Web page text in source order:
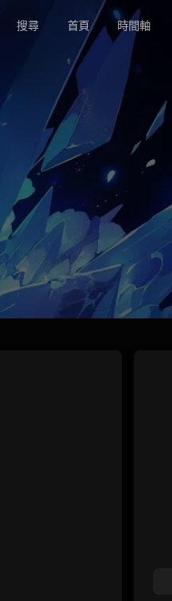
搜尋 首頁 時間軸